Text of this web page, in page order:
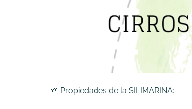
🌱 Propiedades de la SILIMARINA: